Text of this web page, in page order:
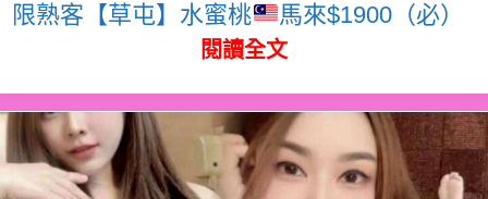
限熟客【草屯】水蜜桃 馬來$1900（必）
閱讀全文